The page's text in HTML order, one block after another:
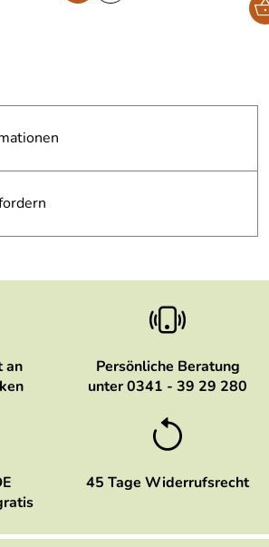
an
Persönliche Beratung
unter 0341 - 39 29 280
45 Tage Widerrufsrecht